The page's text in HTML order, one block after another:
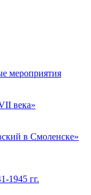
мероприятия
века»
в Смоленске»
1945 гг.